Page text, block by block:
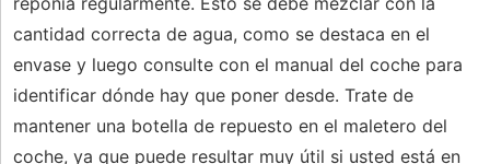
cantidad correcta de agua, como se destaca en el
envase y luego consulte con el manual del coche para
identificar dónde hay que poner desde. Trate de
mantener una botella de repuesto en el maletero del
coche, ya que puede resultar muy útil si usted está en